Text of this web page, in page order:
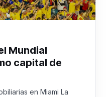
Mundial
capital de
en Miami La